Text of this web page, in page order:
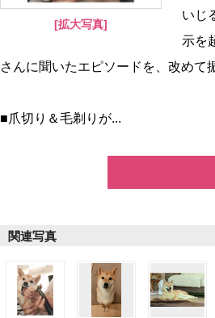
[拡大写真]
いじ
示を
さんに聞いたエピソードを、改めて
■爪切り＆毛剃りが...
関連写真